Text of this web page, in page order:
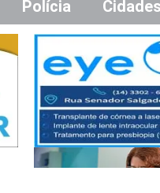
Polícia Cidades